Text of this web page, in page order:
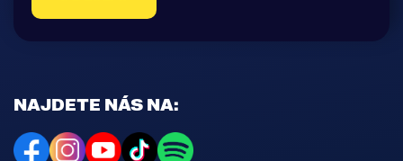
NAJDETE NÁS NA: